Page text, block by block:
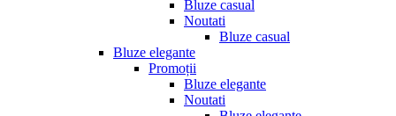
Bluze casual
Noutati
Bluze casual
Bluze elegante
Promoții
Bluze elegante
Noutati